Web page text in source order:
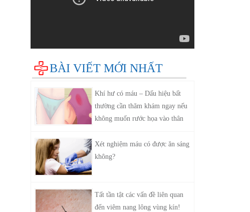
BÀI VIẾT MỚI NHẤT
Khí hư có máu – Dấu hiệu bất
thường cần thăm khám ngay nếu
không muốn rước họa vào thân
Xét nghiệm máu có được ăn sáng
không?
Tất tần tật các vấn đề liên quan
đến viêm nang lông vùng kín!